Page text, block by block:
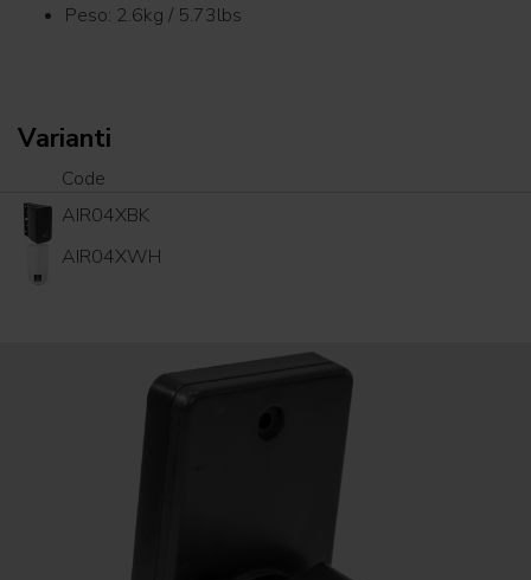
Peso: 2.6kg / 5.73lbs
Varianti
Code
AIR04XBK
AIR04XWH